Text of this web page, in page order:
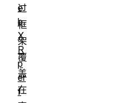
过
框
架
覆
盖
在
e
b
X
R
p
er
f